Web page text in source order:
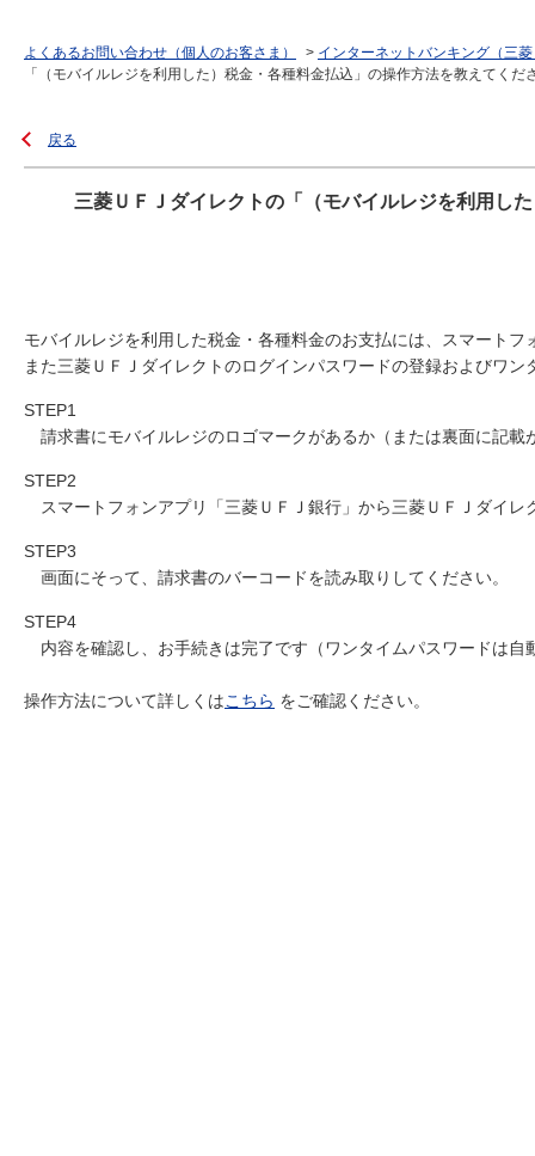
よくあるお問い合わせ（個人のお客さま） > インターネットバンキング（三
「（モバイルレジを利用した）税金・各種料金払込」の操作方法を教えてくだ
戻る
三菱ＵＦＪダイレクトの「（モバイルレジを利用し
モバイルレジを利用した税金・各種料金のお支払には、スマート
また三菱ＵＦＪダイレクトのログインパスワードの登録およびワ
STEP1
請求書にモバイルレジのロゴマークがあるか（または裏面に記
STEP2
スマートフォンアプリ「三菱ＵＦＪ銀行」から三菱ＵＦＪダイ
STEP3
画面にそって、請求書のバーコードを読み取りしてください。
STEP4
内容を確認し、お手続きは完了です（ワンタイムパスワードは自
操作方法について詳しくはこちら をご確認ください。